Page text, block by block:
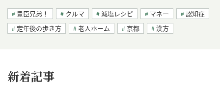
豊臣兄弟！ クルマ 減塩レシピ マネー
認知症
定年後の歩き方
老人ホーム 京都 漢方
新着記事